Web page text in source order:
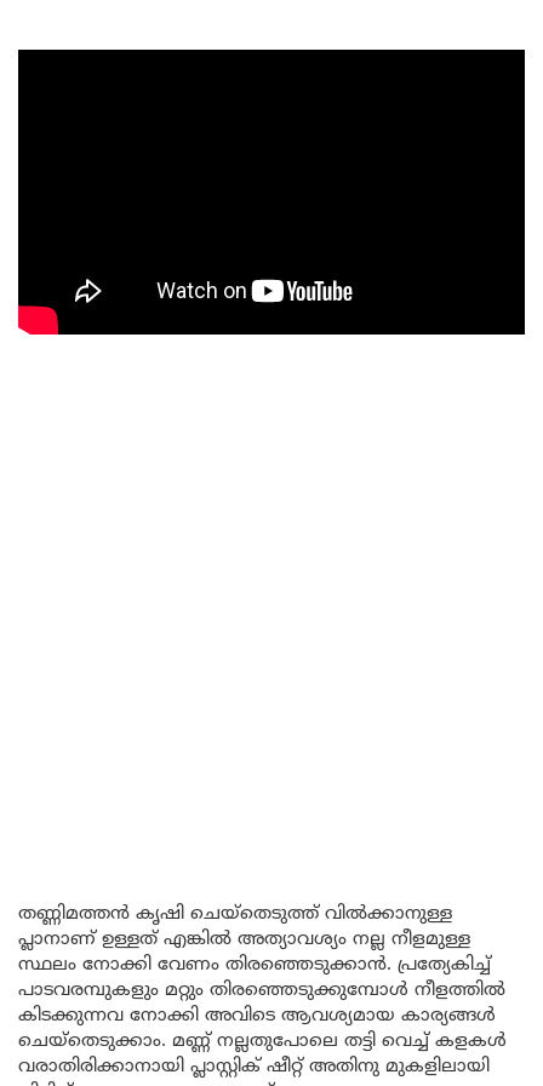
തണ്ണിമത്തൻ കൃഷി ചെയ്തെടുത്ത് വിൽക്കാനുള്ള
പ്ലാനാണ് ഉള്ളത് എങ്കിൽ അത്യാവശ്യം നല്ല നീളമുള്ള
സ്ഥലം നോക്കി വേണം തിരഞ്ഞെടുക്കാൻ. പ്രത്യേകിച്ച്
പാടവരമ്പുകളും മറ്റും തിരഞ്ഞെടുക്കുമ്പോൾ നീളത്തിൽ
കിടക്കുന്നവ നോക്കി അവിടെ ആവശ്യമായ കാര്യങ്ങൾ
ചെയ്തെടുക്കാം. മണ്ണ് നല്ലതുപോലെ തട്ടി വെച്ച് കളകൾ
വരാതിരിക്കാനായി പ്ലാസ്റ്റിക് ഷീറ്റ് അതിനു മുകളിലായി